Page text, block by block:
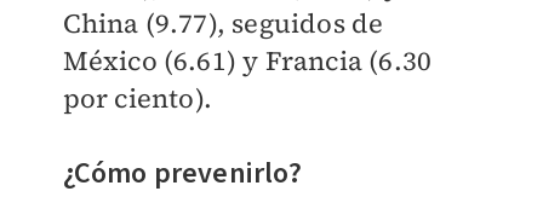
China (9.77), seguidos de
México (6.61) y Francia (6.30
por ciento).
¿Cómo prevenirlo?